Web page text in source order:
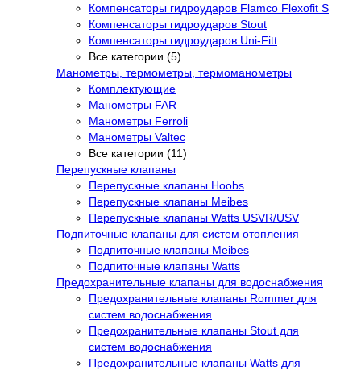
Компенсаторы гидроударов Flamco Flexofit S
Компенсаторы гидроударов Stout
Компенсаторы гидроударов Uni-Fitt
Все категории (5)
Манометры, термометры, термоманометры
Комплектующие
Манометры FAR
Манометры Ferroli
Манометры Valtec
Все категории (11)
Перепускные клапаны
Перепускные клапаны Hoobs
Перепускные клапаны Meibes
Перепускные клапаны Watts USVR/USV
Подпиточные клапаны для систем отопления
Подпиточные клапаны Meibes
Подпиточные клапаны Watts
Предохранительные клапаны для водоснабжения
Предохранительные клапаны Rommer для
систем водоснабжения
Предохранительные клапаны Stout для
систем водоснабжения
Предохранительные клапаны Watts для